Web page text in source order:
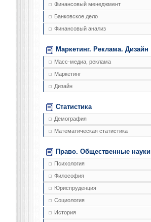
Финансовый менеджмент
Банковское дело
Финансовый анализ
Маркетинг. Реклама. Дизайн
Масс-медиа, реклама
Маркетинг
Дизайн
Статистика
Демография
Математическая статистика
Право. Общественные науки
Психология
Философия
Юриспруденция
Социология
История